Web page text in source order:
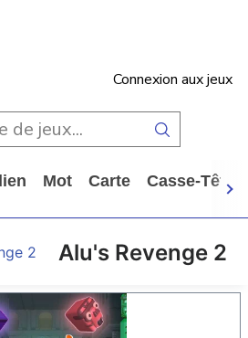
Connexion aux jeux
Mot Carte Casse-Tête
Alu's Revenge 2
2